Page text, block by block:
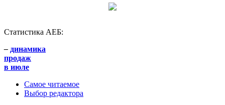
Статистика АЕБ:
– динамика
продаж
в июле
Самое читаемое
Выбор редактора